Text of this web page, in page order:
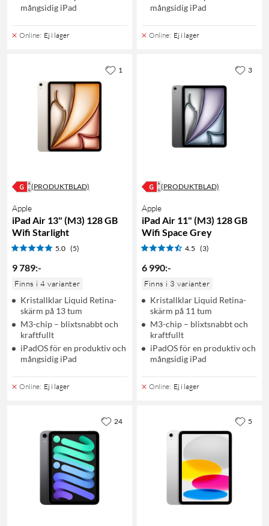
mångsidig iPad
Online: Ej i lager
mångsidig iPad
Online: Ej i lager
(PRODUKTBLAD)
Apple
iPad Air 13" (M3) 128 GB
Wifi Starlight
5.0 (5)
9 789:-
Finns i 4 varianter
Kristallklar Liquid Retina-
skärm på 13 tum
M3-chip – blixtsnabbt och
kraftfullt
iPadOS för en produktiv och
mångsidig iPad
Online: Ej i lager
1
(PRODUKTBLAD)
Apple
iPad Air 11" (M3) 128 GB
Wifi Space Grey
4.5 (3)
6 990:-
Finns i 3 varianter
Kristallklar Liquid Retina-
skärm på 11 tum
M3-chip – blixtsnabbt och
kraftfullt
iPadOS för en produktiv och
mångsidig iPad
Online: Ej i lager
3
24 5